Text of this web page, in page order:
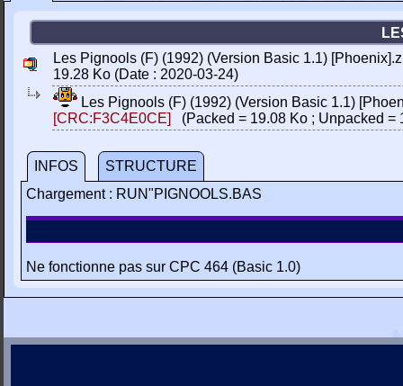
Les Pignools (F) (1992) (Version Basic 1.1)
19.28 Ko (Date : 2020-03-24)
Les Pignools (F) (1992) (Version Basic 1.1)
[CRC:F3C4E0CE]
(Packed = 19.08 Ko ; Unpacked =
INFOS
STRUCTURE
Chargement : RUN"PIGNOOLS.BAS
Ne fonctionne pas sur CPC 464 (Basic 1.0)